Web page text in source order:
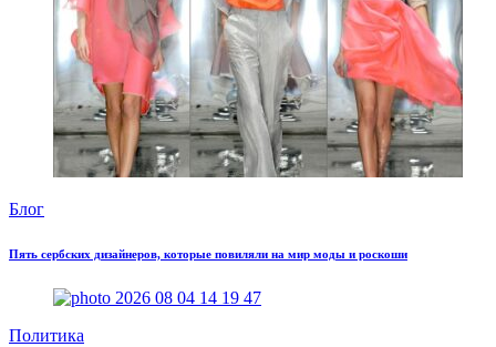
Блог
Пять сербских дизайнеров, которые повиляли на мир моды и роскоши
Политика